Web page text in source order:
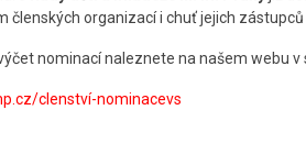
členských organizací i chuť jejich
nominací naleznete na našem webu
clenství-nominacevs